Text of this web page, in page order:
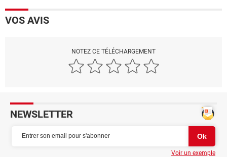
VOS AVIS
NOTEZ CE TÉLÉCHARGEMENT
NEWSLETTER
Voir un exemple